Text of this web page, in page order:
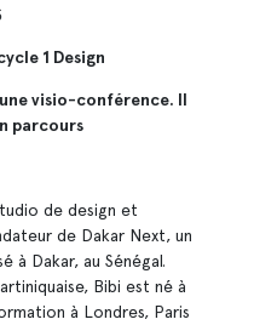
1 Design
visio-conférence. Il
parcours
de design et
de Dakar Next, un
à Dakar, au Sénégal.
Bibi est né à
à Londres, Paris